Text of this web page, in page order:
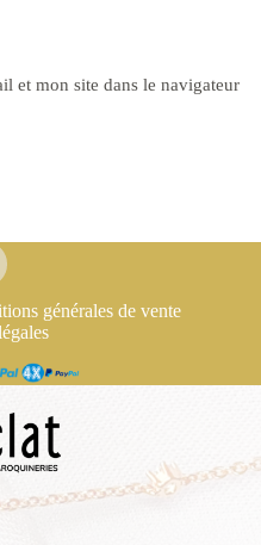
et mon site dans le navigateur
générales de vente